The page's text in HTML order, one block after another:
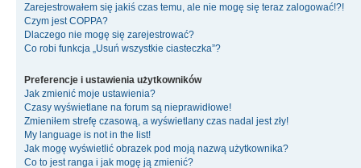
Zarejestrowałem się jakiś czas temu, ale nie mogę się teraz zalogować!?!
Czym jest COPPA?
Dlaczego nie mogę się zarejestrować?
Co robi funkcja „Usuń wszystkie ciasteczka”?
Preferencje i ustawienia użytkowników
Jak zmienić moje ustawienia?
Czasy wyświetlane na forum są nieprawidłowe!
Zmieniłem strefę czasową, a wyświetlany czas nadal jest zły!
My language is not in the list!
Jak mogę wyświetlić obrazek pod moją nazwą użytkownika?
Co to jest ranga i jak mogę ją zmienić?